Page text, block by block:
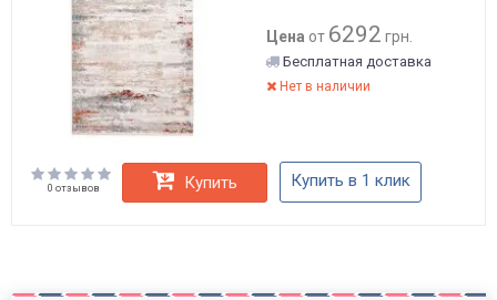
Цена от 6292 грн.
Бесплатная доставка
Нет в наличии
0 отзывов Купить Купить в 1 клик